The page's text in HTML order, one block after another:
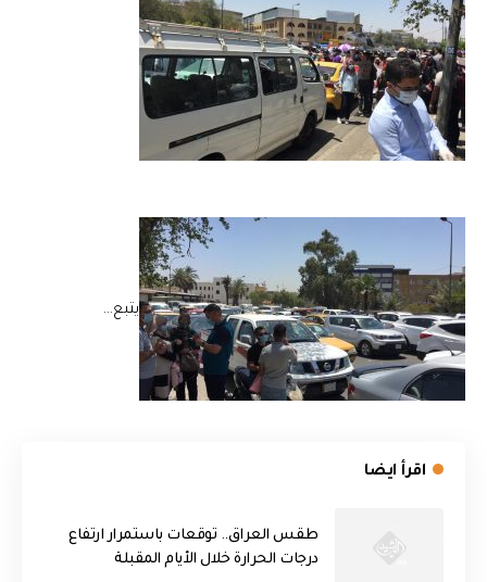
يتبع…
اقرأ ايضا
طقس العراق.. توقعات باستمرار ارتفاع
درجات الحرارة خلال الأيام المقبلة